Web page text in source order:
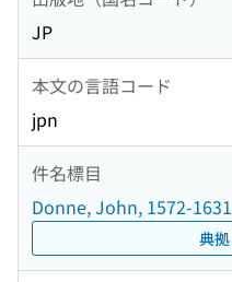
JP
本文の言語コード
jpn
件名標目
Donne, John, 1572-1631
典拠